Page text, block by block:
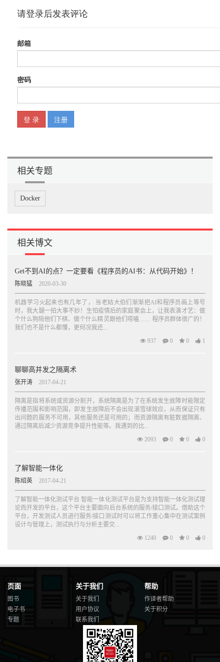
相关专题
Docker
相关博文
Get不到AI的点？一定要看《程序员的AI书：从代码开始》！
陈晓猛 2020-03-30
机器学习火起来也有几年了， 当老姑大伯们渐渐把AI和程序员画上等号
时，我大腿一拍大事不妙！生怕疫情后的家庭聚会上，让我表演才艺：做
个什么狗陪他们下棋、做个什么精灵跟他们唠嗑…… 程序员群体很广的！
我们也不是什么都懂，更何况我还...
937
0 0 1
聊聊高并发之隔离术
张开涛 2017-04-21
隔离是指将系统或资源分割开，系统隔离是为了在系统发生故障时能限定
传播范围和影响范围，即发生故障后不会出现滚雪球效应，从而保证只有
出问题的服务不可用，其他服务还是可用的；而资源隔离有脏数据隔离、
通过隔离后减少资源竞争提升性能等。我遇到的比...
2093
0 0 0
了解智能一体化
陈绍英 2017-04-21
了解智能一体化测试平台 智能一体化测试平台是为支持智能一体化测试理
论而开发的平台，这个平台主要面向后台系统的服务/接口测试。借助这个
平台，开发测试人员进行服务/接口测试时可以将工作重心集中在测试案例
设计与管理上，测试执行与分析主要交...
1240
0 0 0
页面
图书
电子书
专题
关于我们
关于我们
用户协议
联系我们
帮助
作译者帮助
关于积分